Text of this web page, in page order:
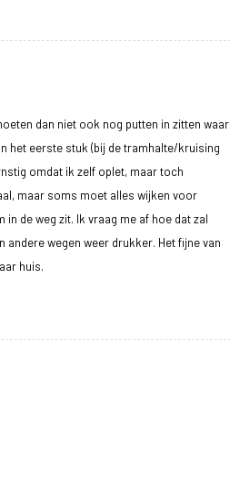
dan niet ook nog putten in zitten waar
het eerste stuk (bij de tramhalte/kruising
omdat ik zelf oplet, maar toch
maar soms moet alles wijken voor
de weg zit. Ik vraag me af hoe dat zal
wegen weer drukker. Het fijne van
huis.